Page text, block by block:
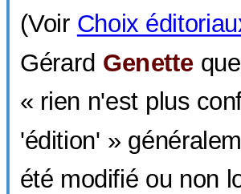
(Voir Choix
Gérard Genette
« rien n'est plus
'édition' »
été modifié ou non